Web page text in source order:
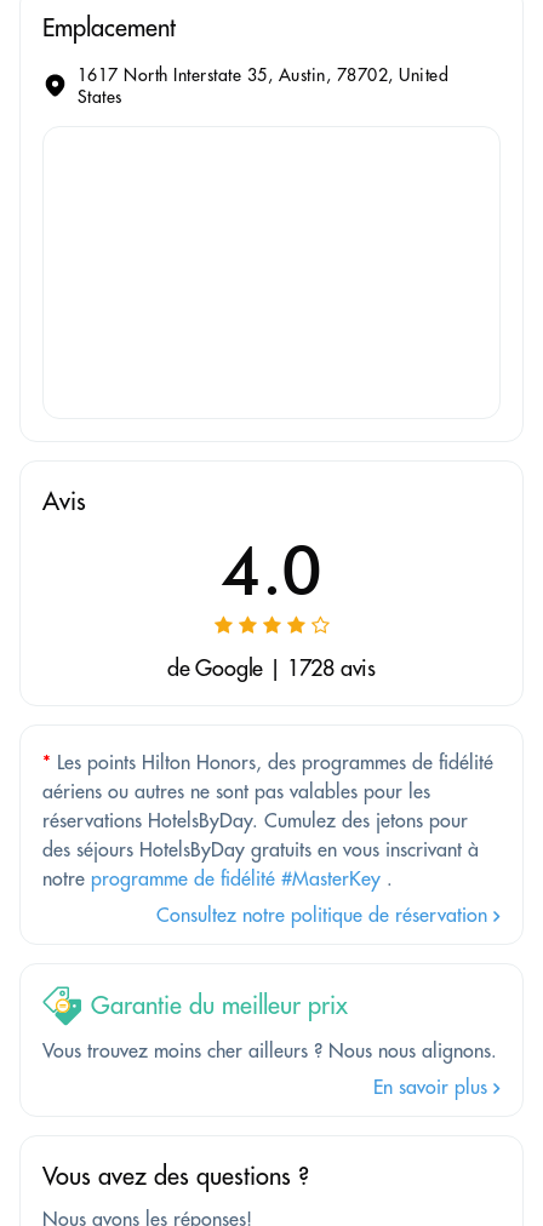
Emplacement
1617 North Interstate 35, Austin, 78702, United
States
Avis
4.0
de Google | 1728 avis
* Les points Hilton Honors, des programmes de fidélité
aériens ou autres ne sont pas valables pour les
réservations HotelsByDay. Cumulez des jetons pour
des séjours HotelsByDay gratuits en vous inscrivant à
notre programme de fidélité #MasterKey .
Consultez notre politique de réservation
Garantie du meilleur prix
Vous trouvez moins cher ailleurs ? Nous nous alignons.
En savoir plus
Vous avez des questions ?
Nous avons les réponses!